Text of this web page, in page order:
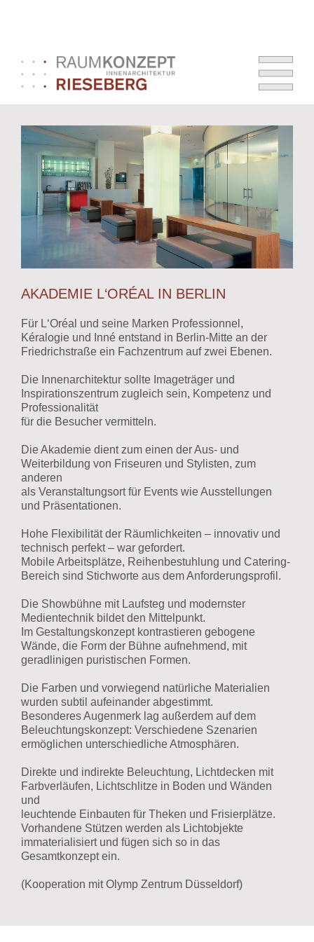
AKADEMIE L‘ORÉAL IN BERLIN
Für L‘Oréal und seine Marken Professionnel,
Kéralogie und Inné entstand in Berlin-Mitte an der
Friedrichstraße ein Fachzentrum auf zwei Ebenen.
Die Innenarchitektur sollte Imageträger und
Inspirationszentrum zugleich sein, Kompetenz und
Professionalität
für die Besucher vermitteln.
Die Akademie dient zum einen der Aus- und
Weiterbildung von Friseuren und Stylisten, zum
anderen
als Veranstaltungsort für Events wie Ausstellungen
und Präsentationen.
Hohe Flexibilität der Räumlichkeiten – innovativ und
technisch perfekt – war gefordert.
Mobile Arbeitsplätze, Reihenbestuhlung und Catering-
Bereich sind Stichworte aus dem Anforderungsprofil.
Die Showbühne mit Laufsteg und modernster
Medientechnik bildet den Mittelpunkt.
Im Gestaltungskonzept kontrastieren gebogene
Wände, die Form der Bühne aufnehmend, mit
geradlinigen puristischen Formen.
Die Farben und vorwiegend natürliche Materialien
wurden subtil aufeinander abgestimmt.
Besonderes Augenmerk lag außerdem auf dem
Beleuchtungskonzept: Verschiedene Szenarien
ermöglichen unterschiedliche Atmosphären.
Direkte und indirekte Beleuchtung, Lichtdecken mit
Farbverläufen, Lichtschlitze in Boden und Wänden
und
leuchtende Einbauten für Theken und Frisierplätze.
Vorhandene Stützen werden als Lichtobjekte
immaterialisiert und fügen sich so in das
Gesamtkonzept ein.
(Kooperation mit Olymp Zentrum Düsseldorf)